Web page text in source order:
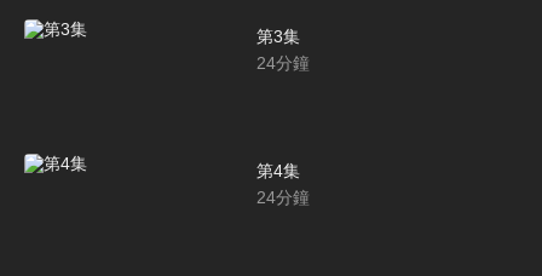
第3集
24分鐘
第4集
24分鐘